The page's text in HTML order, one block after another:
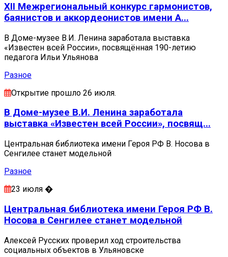
XII Межрегиональный конкурс гармонистов,
баянистов и аккордеонистов имени А...
В Доме-музее В.И. Ленина заработала выставка
«Известен всей России», посвящённая 190-летию
педагога Ильи Ульянова
Разное
Открытие прошло 26 июля.
В Доме-музее В.И. Ленина заработала
выставка «Известен всей России», посвящ...
Центральная библиотека имени Героя РФ В. Носова в
Сенгилее станет модельной
Разное
23 июля �
Центральная библиотека имени Героя РФ В.
Носова в Сенгилее станет модельной
Алексей Русских проверил ход строительства
социальных объектов в Ульяновске